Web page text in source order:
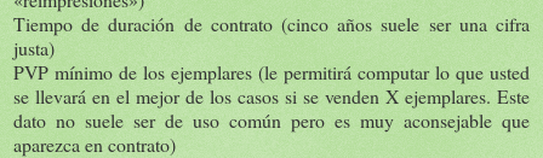
Tiempo de duración de contrato (cinco años suele ser una cifra
justa)
PVP mínimo de los ejemplares (le permitirá computar lo que usted
se llevará en el mejor de los casos si se venden X ejemplares. Este
dato no suele ser de uso común pero es muy aconsejable que
aparezca en contrato)